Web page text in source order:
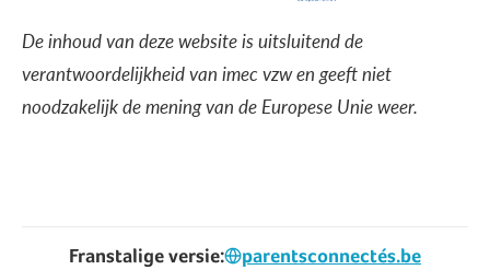
De inhoud van deze website is uitsluitend de
verantwoordelijkheid van imec vzw en geeft niet
noodzakelijk de mening van de Europese Unie weer.
Franstalige versie: parentsconnectés.be